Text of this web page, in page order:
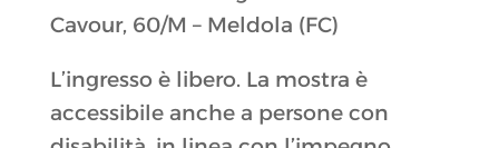
Cavour, 60/M – Meldola (FC)
L’ingresso è libero. La mostra è
accessibile anche a persone con